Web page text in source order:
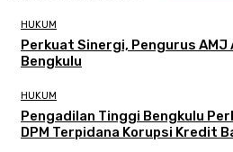
HUKUM
Perkuat Sinergi, Pengurus
Bengkulu
HUKUM
Pengadilan Tinggi Bengkulu
DPM Terpidana Korupsi Kredit